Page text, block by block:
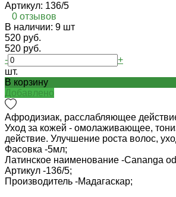
Артикул: 136/5
0 отзывов
В наличии: 9 шт
520 руб.
520 руб.
-
+
шт.
В корзину
Добавлено
Афродизиак, расслабляющее
Уход за кожей - омолаживающее,
действие. Улучшение роста волос,
Фасовка -5мл;
Латинское наименование -Cananga
Артикул -136/5;
Производитель -Мадагаскар;